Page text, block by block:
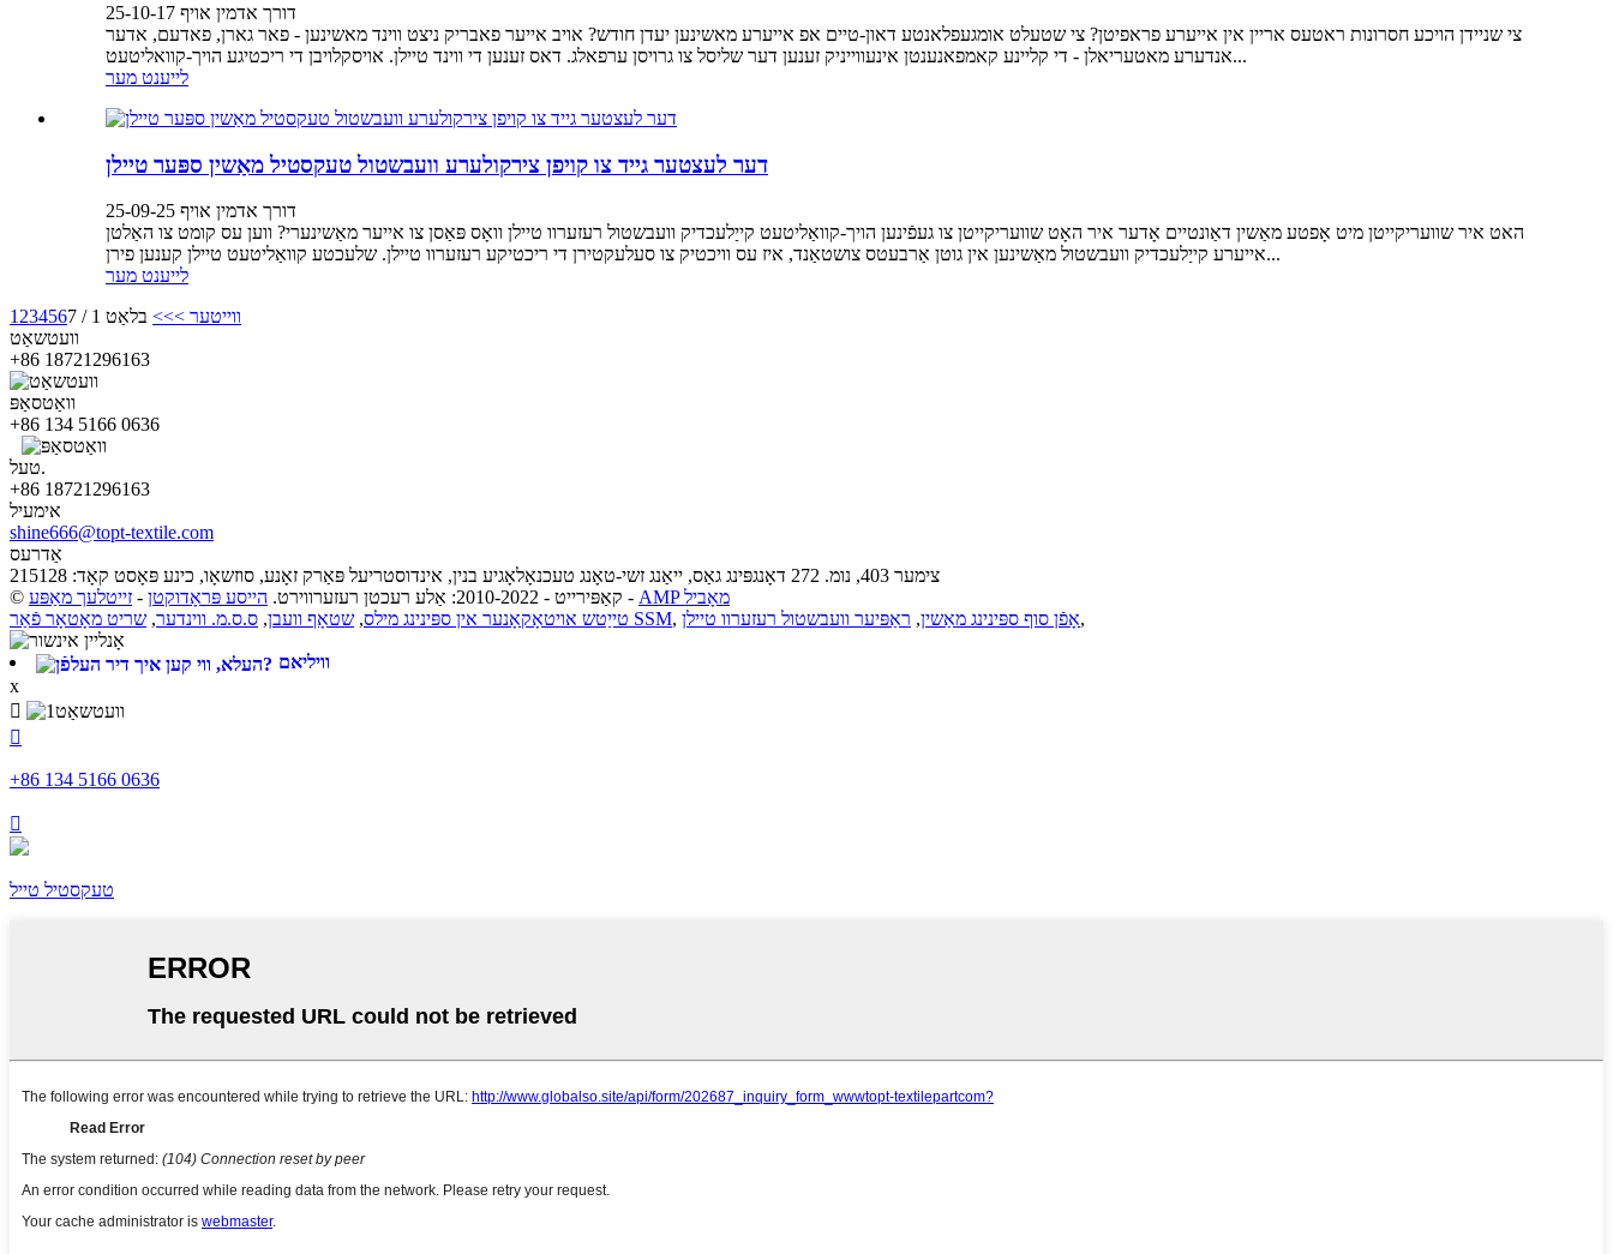
דורך אדמין אויף 25-10-17
צי שניידן הויכע חסרונות ראטעס אריין אין אייערע פראפיטן? צי שטעלט אומגעפלאנטע דאון-טיים אפ אייערע מאשינען יעדן חודש? אויב אייער פאבריק ניצט ווינד מאשינען - פאר גארן, פאדעם, אדער
אנדערע מאטעריאלן - די קליינע קאמפאנענטן אינעווייניק זענען דער שליסל צו גרויסן ערפאלג. דאס זענען די ווינד טיילן. אויסקלויבן די ריכטיגע הויך-קוואליטעט...
לייענט מער
דער לעצטער גייד צו קויפן צירקולערע וועבשטול טעקסטיל מאַשין ספּער טיילן
דורך אדמין אויף 25-09-25
האט איר שוועריקייטן מיט אָפטע מאַשין דאַונטיים אָדער איר האָט שוועריקייטן צו געפֿינען הויך-קוואַליטעט קייַלעכדיק וועבשטול רעזערוו טיילן וואָס פּאַסן צו אייער מאַשינערי? ווען עס קומט צו האַלטן
אייערע קייַלעכדיק וועבשטול מאַשינען אין גוטן אַרבעטס צושטאַנד, איז עס וויכטיק צו סעלעקטירן די ריכטיקע רעזערוו טיילן. שלעכטע קוואַליטעט טיילן קענען פירן...
לייענט מער
1 23456 ווייטער >>> בלאַט 1 / 7
וועטשאַט
+86 18721296163
וואַטסאַפּ
+86 134 5166 0636
טעל.
+86 18721296163
אימעיל
shine666@topt-textile.com
אַדרעס
צימער 403, נומ. 272 ​​דאָנגפּינג גאַס, ייאַנג זשי-טאָנג טעכנאָלאָגיע בנין, אינדוסטריעל פּאַרק זאָנע, סוזשאָו, כינע פּאָסט קאָד: 215128
© קאַפּירייט - 2010-2022: אַלע רעכטן רעזערווירט.
הייסע פּראָדוקטן - זייטלעך מאַפּע -
AMP מאָביל
טייַטש אויטאָקאָנער אין ספּינינג מילס, שטאָף וועבן, ס.ס.מ. ווינדער, שריט מאָטאָר פֿאַר SSM, אָפֿן סוף ספּינינג מאַשין, ראַפּיער וועבשטול רעזערוו טיילן ,
וויליאם
x


+86 134 5166 0636

טעקסטיל טייל